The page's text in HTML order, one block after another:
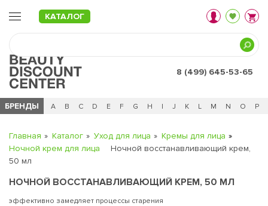
КАТАЛОГ
8 (499) 645-53-65
БРЕНДЫ
Ч 0 - 9 A B C D E F G H I J K L M N O P
Главная Каталог Уход для лица
Кремы для лица
Ночной крем для лица
Ночной восстанавливающий крем,
50 мл
НОЧНОЙ ВОССТАНАВЛИВАЮЩИЙ КРЕМ, 50 МЛ
эффективно замедляет процессы старения